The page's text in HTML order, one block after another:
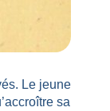
Le jeune
sa